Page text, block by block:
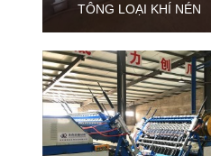
TÔNG LOẠI KHÍ NÉN